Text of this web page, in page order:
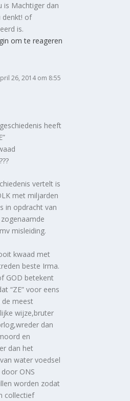
is Machtiger dan
denkt! of
is.
om te reageren
26, 2014 om 8:55
heeft
vertelt is
met miljarden
in opdracht van
zogenaamde
misleiding.
kwaad met
beste Irma.
GOD betekent
“ZE” voor eens
de meest
wijze,bruter
dan
en
dan het
water voedsel
ONS
worden zodat
collectief